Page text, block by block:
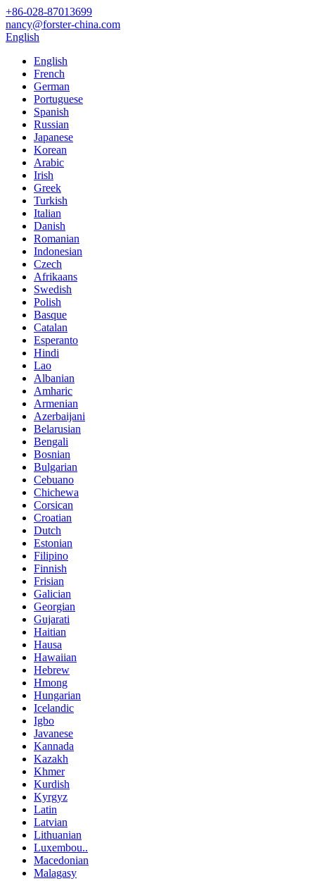
+86-028-87013699
nancy@forster-china.com
English
English
French
German
Portuguese
Spanish
Russian
Japanese
Korean
Arabic
Irish
Greek
Turkish
Italian
Danish
Romanian
Indonesian
Czech
Afrikaans
Swedish
Polish
Basque
Catalan
Esperanto
Hindi
Lao
Albanian
Amharic
Armenian
Azerbaijani
Belarusian
Bengali
Bosnian
Bulgarian
Cebuano
Chichewa
Corsican
Croatian
Dutch
Estonian
Filipino
Finnish
Frisian
Galician
Georgian
Gujarati
Haitian
Hausa
Hawaiian
Hebrew
Hmong
Hungarian
Icelandic
Igbo
Javanese
Kannada
Kazakh
Khmer
Kurdish
Kyrgyz
Latin
Latvian
Lithuanian
Luxembou..
Macedonian
Malagasy